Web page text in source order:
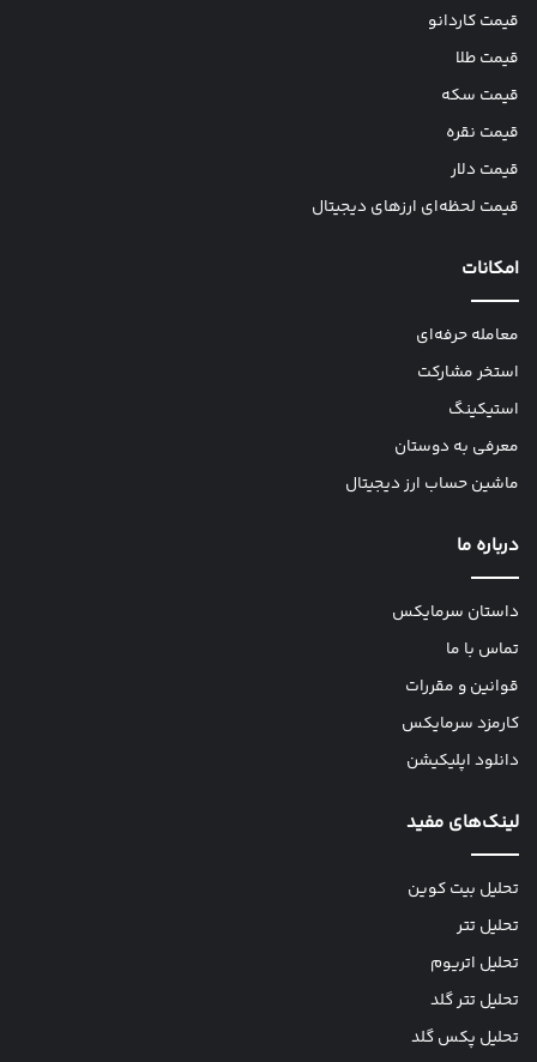
قیمت کاردانو
قیمت طلا
قیمت سکه
قیمت نقره
قیمت دلار
قیمت لحظه‌ای ارزهای دیجیتال
امکانات
معامله حرفه‌ای
استخر مشارکت
استیکینگ
معرفی به دوستان
ماشین حساب ارز دیجیتال
درباره ما
داستان سرمایکس
تماس با ما
قوانین و مقررات
کارمزد سرمایکس
دانلود اپلیکیشن
لینک‌های مفید
تحلیل بیت کوین
تحلیل تتر
تحلیل اتریوم
تحلیل تتر گلد
تحلیل پکس گلد